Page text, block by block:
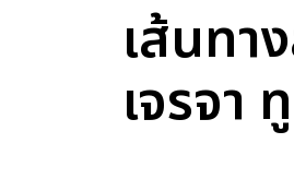
เส้นทา
เจรจา